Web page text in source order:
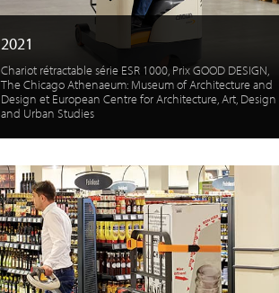
2021
Chariot rétractable série ESR 1000, Prix GOOD DESIGN,
The Chicago Athenaeum: Museum of Architecture and
Design et European Centre for Architecture, Art, Design
and Urban Studies